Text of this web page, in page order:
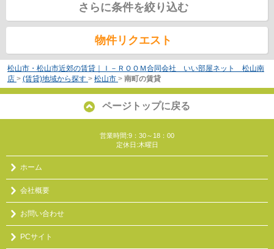
さらに条件を絞り込む
物件リクエスト
松山市・松山市近郊の賃貸｜Ｉ－ＲＯＯＭ合同会社 いい部屋ネット 松山南
店 > (賃貸)地域から探す > 松山市 > 南町の賃貸
ページトップに戻る
営業時間:9：30～18：00
定休日:木曜日
ホーム
会社概要
お問い合わせ
PCサイト